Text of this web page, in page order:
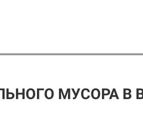
МУСОРА В